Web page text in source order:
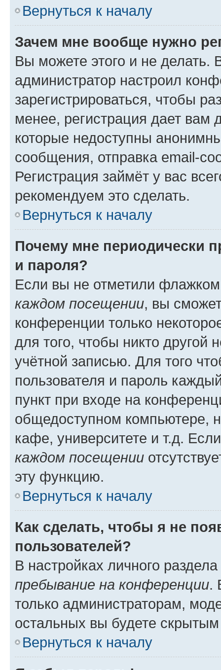
Вернуться к началу
Зачем мне вообще нужно
Вы можете этого и не делать.
администратор настроил
зарегистрироваться, чтобы
менее, регистрация дает вам
которые недоступны
сообщения, отправка email-
Регистрация займёт у вас
рекомендуем это сделать.
Вернуться к началу
Почему мне периодически
и пароля?
Если вы не отметили
каждом посещении, вы
конференции только
для того, чтобы никто другой
учётной записью. Для того
пользователя и пароль
пункт при входе на
общедоступном компьютере,
кафе, университете и т.д.
каждом посещении
эту функцию.
Вернуться к началу
Как сделать, чтобы я не
пользователей?
В настройках личного
пребывание на конференции.
только администраторам,
остальных вы будете
Вернуться к началу